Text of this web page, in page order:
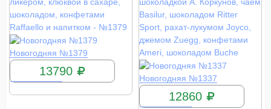
Новогодняя №1379
КУПИТЬ
13790
Новогодняя №1337
КУПИТЬ
12860